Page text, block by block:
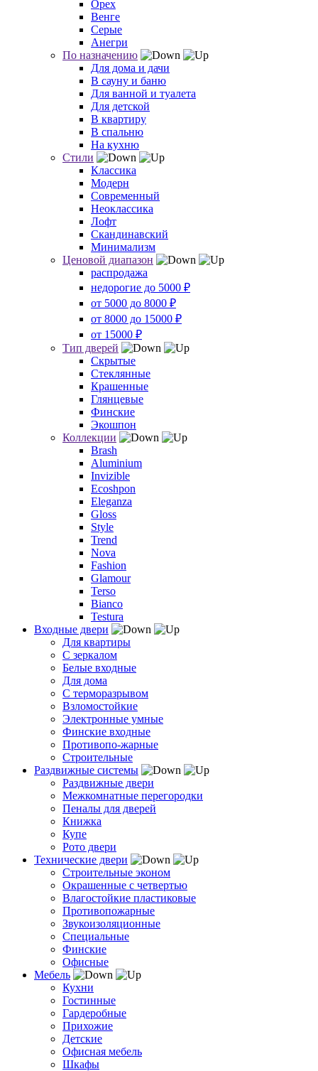
Орех
Венге
Серые
Анегри
По назначению
Для дома и дачи
В сауну и баню
Для ванной и туалета
Для детской
В квартиру
В спальню
На кухню
Стили
Классика
Модерн
Современный
Неоклассика
Лофт
Скандинавский
Минимализм
Ценовой диапазон
распродажа
недорогие до 5000 ₽
от 5000 до 8000 ₽
от 8000 до 15000 ₽
от 15000 ₽
Тип дверей
Скрытые
Стеклянные
Крашенные
Глянцевые
Финские
Экошпон
Коллекции
Brash
Aluminium
Invizible
Ecoshpon
Eleganza
Gloss
Style
Trend
Nova
Fashion
Glamour
Terso
Bianco
Testura
Входные двери
Для квартиры
С зеркалом
Белые входные
Для дома
С терморазрывом
Взломостойкие
Электронные умные
Финские входные
Противопо-жарные
Строительные
Раздвижные системы
Раздвижные двери
Межкомнатные перегородки
Пеналы для дверей
Книжка
Купе
Рото двери
Технические двери
Строительные эконом
Окрашенные с четвертью
Влагостойкие пластиковые
Противопожарные
Звукоизоляционные
Специальные
Финские
Офисные
Мебель
Кухни
Гостинные
Гардеробные
Прихожие
Детские
Офисная мебель
Шкафы